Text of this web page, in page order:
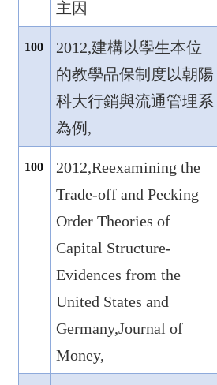
主因
100 2012,建構以學生本位
的教學品保制度以朝陽
科大行銷與流通管理系
為例,
100
2012,Reexamining the
Trade-off and Pecking
Order Theories of
Capital Structure-
Evidences from the
United States and
Germany,Journal of
Money,